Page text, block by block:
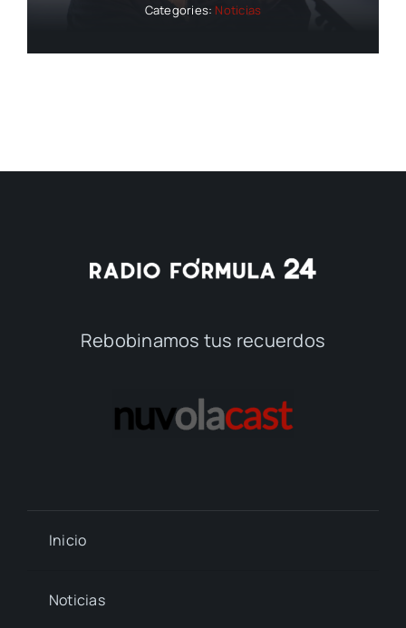
Categories: Noticias
Rebobinamos tus recuerdos
Inicio
Noticias